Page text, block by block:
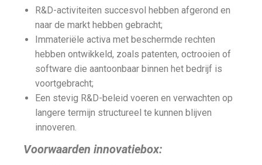
R&D-activiteiten succesvol hebben afgerond en
naar de markt hebben gebracht;
Immateriële activa met beschermde rechten
hebben ontwikkeld, zoals patenten, octrooien of
software die aantoonbaar binnen het bedrijf is
voortgebracht;
Een stevig R&D-beleid voeren en verwachten op
langere termijn structureel te kunnen blijven
innoveren.
Voorwaarden innovatiebox: